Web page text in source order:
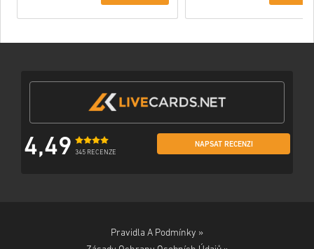
4,49 345 RECENZE
NAPSAT RECENZI
Pravidla A Podmínky »